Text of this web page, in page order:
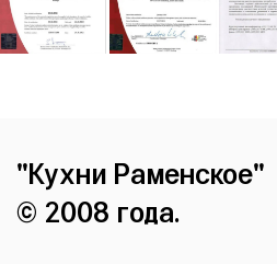
"Кухни Раменское"
© 2008 года.